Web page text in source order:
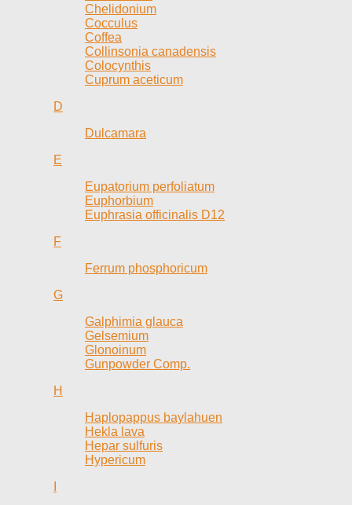
Chelidonium
Cocculus
Coffea
Collinsonia canadensis
Colocynthis
Cuprum aceticum
D
Dulcamara
E
Eupatorium perfoliatum
Euphorbium
Euphrasia officinalis D12
F
Ferrum phosphoricum
G
Galphimia glauca
Gelsemium
Glonoinum
Gunpowder Comp.
H
Haplopappus baylahuen
Hekla lava
Hepar sulfuris
Hypericum